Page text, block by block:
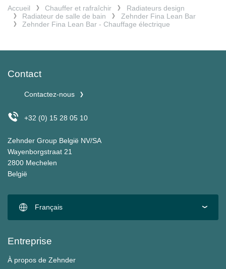
Accueil Chauffer et rafraîchir
Radiateurs design
Radiateur de salle de bain
Zehnder Fina Lean Bar
Zehnder Fina Lean Bar - Chauffage électrique
Contact
Contactez-nous
+32 (0) 15 28 05 10
Zehnder Group België NV/SA
Wayenborgstraat 21
2800 Mechelen
België
Français
Entreprise
À propos de Zehnder